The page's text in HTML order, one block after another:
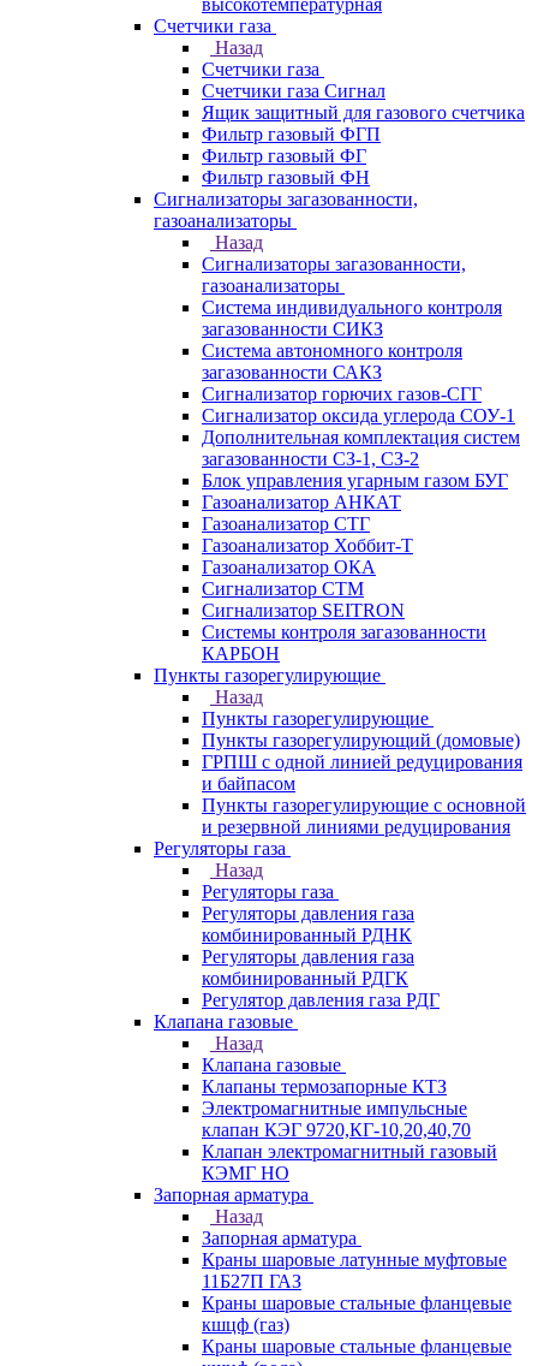
высокотемпературная
Счетчики газа
Назад
Счетчики газа
Счетчики газа Сигнал
Ящик защитный для газового счетчика
Фильтр газовый ФГП
Фильтр газовый ФГ
Фильтр газовый ФН
Сигнализаторы загазованности,
газоанализаторы
Назад
Сигнализаторы загазованности,
газоанализаторы
Система индивидуального контроля
загазованности СИКЗ
Система автономного контроля
загазованности САКЗ
Сигнализатор горючих газов-СГГ
Сигнализатор оксида углерода СОУ-1
Дополнительная комплектация систем
загазованности СЗ-1, СЗ-2
Блок управления угарным газом БУГ
Газоанализатор АНКАТ
Газоанализатор СТГ
Газоанализатор Хоббит-Т
Газоанализатор ОКА
Сигнализатор СТМ
Сигнализатор SEITRON
Системы контроля загазованности
КАРБОН
Пункты газорегулирующие
Назад
Пункты газорегулирующие
Пункты газорегулирующий (домовые)
ГРПШ с одной линией редуцирования
и байпасом
Пункты газорегулирующие с основной
и резервной линиями редуцирования
Регуляторы газа
Назад
Регуляторы газа
Регуляторы давления газа
комбинированный РДНК
Регуляторы давления газа
комбинированный РДГК
Регулятор давления газа РДГ
Клапана газовые
Назад
Клапана газовые
Клапаны термозапорные КТЗ
Электромагнитные импульсные
клапан КЭГ 9720,КГ-10,20,40,70
Клапан электромагнитный газовый
КЭМГ НО
Запорная арматура
Назад
Запорная арматура
Краны шаровые латунные муфтовые
11Б27П ГАЗ
Краны шаровые стальные фланцевые
кшцф (газ)
Краны шаровые стальные фланцевые